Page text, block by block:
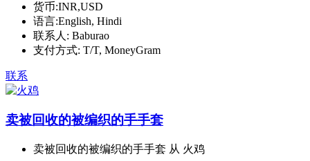
货币:INR,USD
语言:English, Hindi
联系人: Baburao
支付方式: T/T, MoneyGram
联系
卖被回收的被编织的手手套
卖被回收的被编织的手手套 从 火鸡